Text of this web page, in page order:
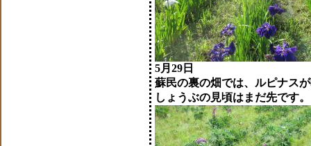
5月29日
蘇民の裏の畑では、ルピナス
しょうぶの見頃はまだ先です。